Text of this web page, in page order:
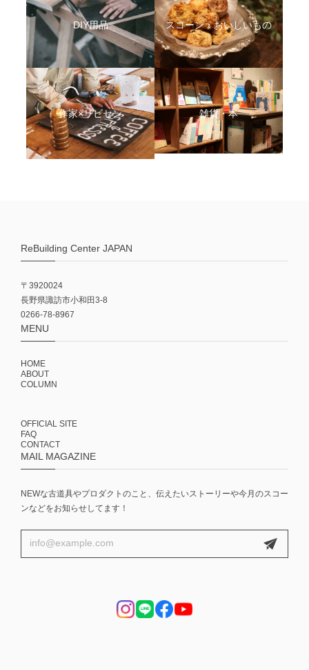
DIY用品 スコーン・おいしいもの
作家×リビセン 雑貨・本
ReBuilding Center JAPAN
〒3920024
長野県諏訪市小和田3-8
0266-78-8967
MENU
HOME
ABOUT
COLUMN
OFFICIAL SITE
FAQ
CONTACT
MAIL MAGAZINE
NEWな古道具やプロダクトのこと、伝えたいストーリーや今月のスコー
ンなどをお知らせしてます！